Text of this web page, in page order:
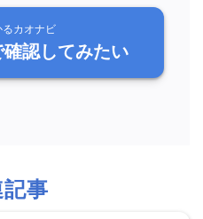
カオナビ
認してみたい
事